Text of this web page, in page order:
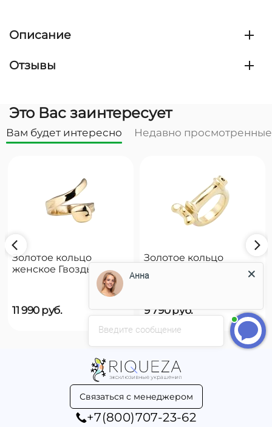
Описание
Отзывы
Это Вас заинтересует
Вам будет интересно Недавно просмотренные
Золотое кольцо
женское Гвоздь
11 990 руб.
Золотое кольцо
UNOde50 Reward
9 790руб.
Связаться с менеджером
+7(800)707-23-62
Введите сообщение
Анна